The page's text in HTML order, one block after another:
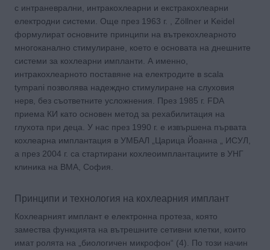
с интраневрални, интракохлеарни и екстракохлеарни
електродни системи. Още през 1963 г. , Zöllner и Keidel
формулират основните принципи на вътрекохлеарното
многоканално стимулиране, което е основата на днешните
системи за кохлеарни импланти. А именно,
интракохлеарното поставяне на електродите в scala
tympani позволява надеждно стимулиране на слуховия
нерв, без съответните усложнения. През 1985 г. FDA
приема КИ като основен метод за рехабилитация на
глухота при деца. У нас през 1990 г. e извършена първата
кохлеарна имплантация в УМБАЛ „Царица Йоанна „ ИСУЛ,
а през 2004 г. са стартирани кохлеоимплантациите в УНГ
клиника на ВМА, София.
Принципи и технология на кохлеарния имплант
Кохлеарният имплант е електронна протеза, която
замества функцията на вътрешните сетивни клетки, които
имат ролята на „биологичен микрофон“ (4). По този начин